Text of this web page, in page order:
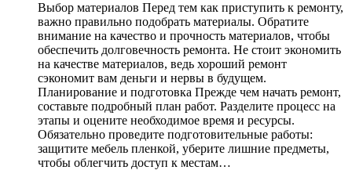
Выбор материалов Перед тем как приступить к ремонту,
важно правильно подобрать материалы. Обратите
внимание на качество и прочность материалов, чтобы
обеспечить долговечность ремонта. Не стоит экономить
на качестве материалов, ведь хороший ремонт
сэкономит вам деньги и нервы в будущем.
Планирование и подготовка Прежде чем начать ремонт,
составьте подробный план работ. Разделите процесс на
этапы и оцените необходимое время и ресурсы.
Обязательно проведите подготовительные работы:
защитите мебель пленкой, уберите лишние предметы,
чтобы облегчить доступ к местам…